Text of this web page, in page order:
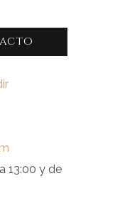
13:00 y de